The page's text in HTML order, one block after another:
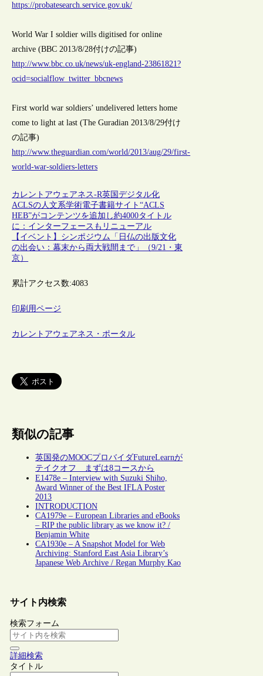
https://probatesearch.service.gov.uk/
World War I soldier wills digitised for online
archive (BBC 2013/8/28付けの記事)
http://www.bbc.co.uk/news/uk-england-23861821?
ocid=socialflow_twitter_bbcnews
First world war soldiers’ undelivered letters home
come to light at last (The Guradian 2013/8/29付け
の記事)
http://www.theguardian.com/world/2013/aug/29/first-
world-war-soldiers-letters
カレントアウェアネス-R英国デジタル化
ACLSの人文系学術電子書籍サイト“ACLS
HEB”がコンテンツを追加し約4000タイトル
に：インターフェースもリニューアル
【イベント】シンポジウム「日仏の出版文化
の出会い：幕末から両大戦間まで」（9/21・東
京）
累計アクセス数:4083
印刷用ページ
カレントアウェアネス・ポータル
類似の記事
英国発のMOOCプロバイダFutureLearnが
テイクオフ まずは8コースから
E1478e – Interview with Suzuki Shiho,
Award Winner of the Best IFLA Poster
2013
INTRODUCTION
CA1979e – European Libraries and eBooks
– RIP the public library as we know it? /
Benjamin White
CA1930e – A Snapshot Model for Web
Archiving: Stanford East Asia Library’s
Japanese Web Archive / Regan Murphy Kao
サイト内検索
検索フォーム
詳細検索
タイトル